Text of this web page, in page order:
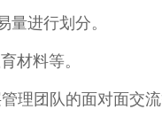
进行划分。
材料等。
理团队的面对面交流